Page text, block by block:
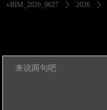
vBIM_2026_0627 ꄲ 2026 ꄲ